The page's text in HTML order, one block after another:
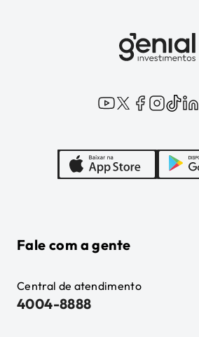
Fale com a gente
Central de atendimento
4004-8888